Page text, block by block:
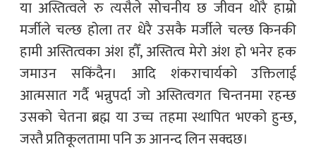
या अस्तित्वले रु त्यसैले सोचनीय छ जीवन थोरै हाम्रो
मर्जीले चल्छ होला तर धेरै उसकै मर्जीले चल्छ किनकी
हामी अस्तित्वका अंश हौँ, अस्तित्व मेरो अंश हो भनेर हक
जमाउन सकिंदैन। आदि शंकराचार्यको उक्तिलाई
आत्मसात गर्दै भन्नुपर्दा जो अस्तित्वगत चिन्तनमा रहन्छ
उसको चेतना ब्रह्म या उच्च तहमा स्थापित भएको हुन्छ,
जस्तै प्रतिकूलतामा पनि ऊ आनन्द लिन सक्दछ।